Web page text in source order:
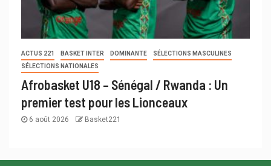
ACTUS 221 BASKET INTER DOMINANTE
SÉLECTIONS MASCULINES
SÉLECTIONS NATIONALES
Afrobasket U18 – Sénégal / Rwanda : Un
premier test pour les Lionceaux
6 août 2026 Basket221